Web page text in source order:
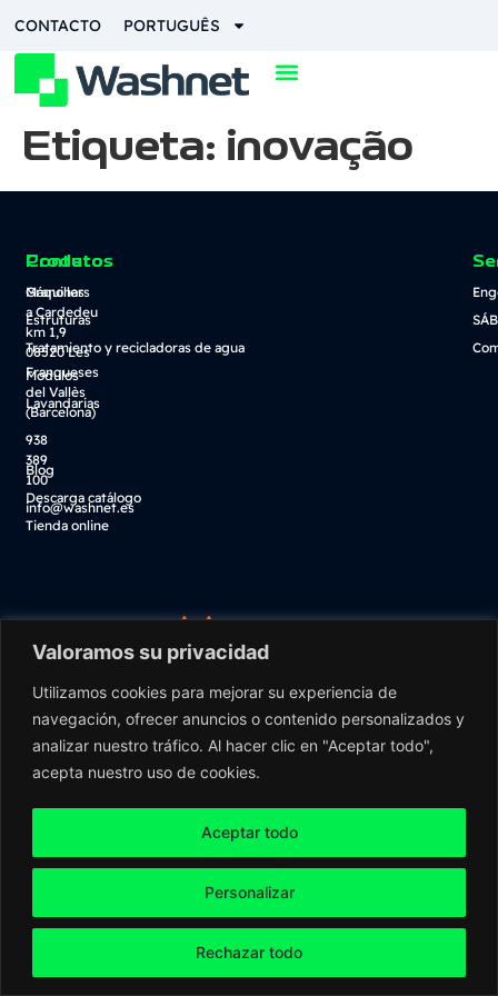
Valoramos su privacidad
Utilizamos cookies para mejorar su experiencia de
navegación, ofrecer anuncios o contenido personalizados y
analizar nuestro tráfico. Al hacer clic en "Aceptar todo",
acepta nuestro uso de cookies.
Personalizar
Rechazar todo
Aceptar todo
CONTACTO PORTUGUÊS
Etiqueta: inovação
Contato
Granollers
a Cardedeu
km 1,9
08520 Les
Franqueses
del Vallès
(Barcelona)
938
389
100
info@washnet.es
Produtos
Máquinas
Estruturas
Tratamiento y recicladoras de agua
Módulos
Lavandarias
Blog
Descarga catálogo
Tienda online
SÁB